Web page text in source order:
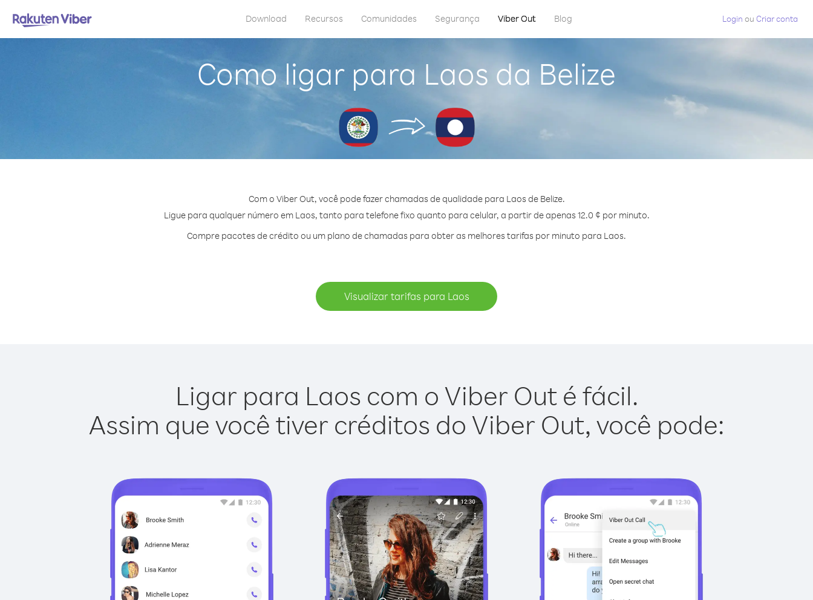
Download Recursos Comunidades Segurança Viber Out Blog Login ou Criar conta
Como ligar para Laos da Belize
Com o Viber Out, você pode fazer chamadas de qualidade para Laos de Belize.
Ligue para qualquer número em Laos, tanto para telefone fixo quanto para celular, a partir de apenas 12.0 ¢ por minuto.
Compre pacotes de crédito ou um plano de chamadas para obter as melhores tarifas por minuto para Laos.
Visualizar tarifas para Laos
Ligar para Laos com o Viber Out é fácil.
Assim que você tiver créditos do Viber Out, você pode: